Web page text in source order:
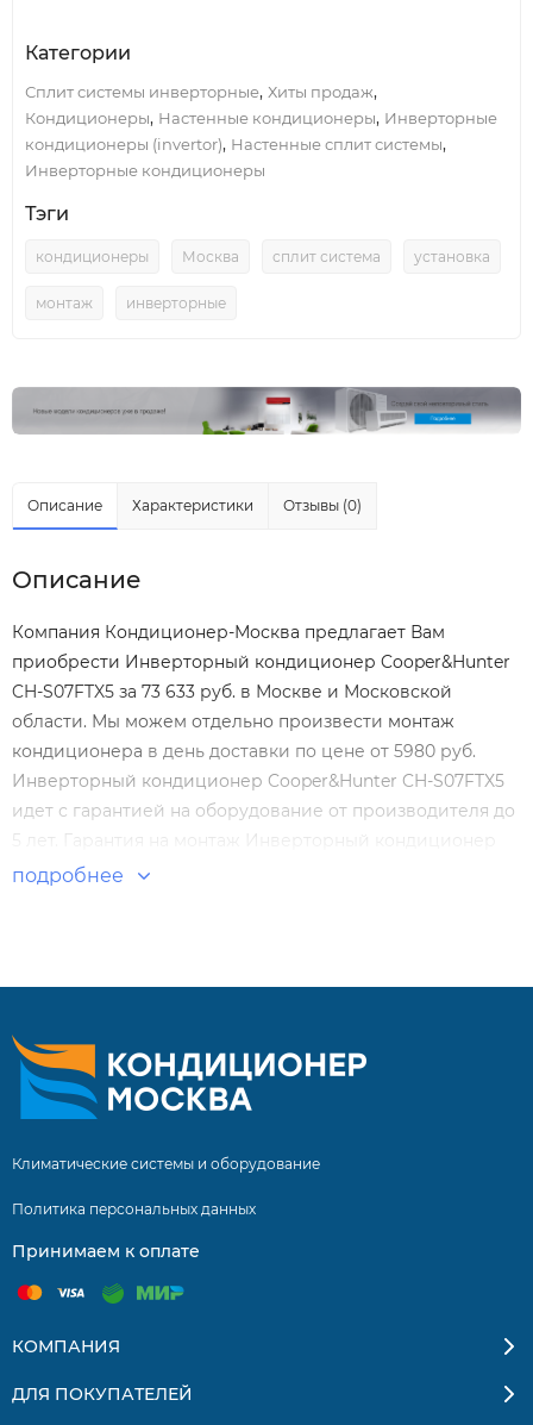
Категории
Сплит системы инверторные, Хиты продаж,
Кондиционеры, Настенные кондиционеры, Инверторные
кондиционеры (invertor), Настенные сплит системы,
Инверторные кондиционеры
Тэги
кондиционеры Москва сплит система установка
монтаж инверторные
Описание Характеристики Отзывы (0)
Описание
Компания Кондиционер-Москва предлагает Вам
приобрести Инверторный кондиционер Cooper&Hunter
CH-S07FTX5 за 73 633 руб. в Москве и Московской
области. Мы можем отдельно произвести монтаж
кондиционера в день доставки по цене от 5980 руб.
Инверторный кондиционер Cooper&Hunter CH-S07FTX5
идет с гарантией на оборудование от производителя до
5 лет. Гарантия на монтаж Инверторный кондиционер
Cooper&Hunter CH-S07FTX5 нашими специалистами
Московской области. Квалифицированные
подробнее
Климатические системы и оборудование
Политика персональных данных
Принимаем к оплате
КОМПАНИЯ
ДЛЯ ПОКУПАТЕЛЕЙ